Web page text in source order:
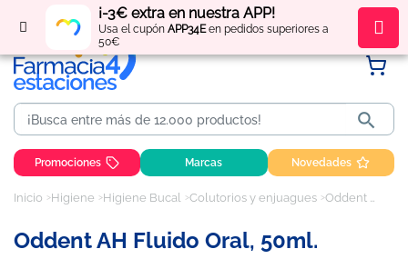
¡-3€ extra en nuestra APP!
Usa el cupón APP34Een pedidos superiores a
50€
Regístratey obténpuntos por tus compras

Promociones Marcas Novedades
Inicio Higiene Higiene Bucal Colutorios y enjuagues Oddent AH Fluido Oral, 50ml.
Oddent AH Fluido Oral, 50ml.